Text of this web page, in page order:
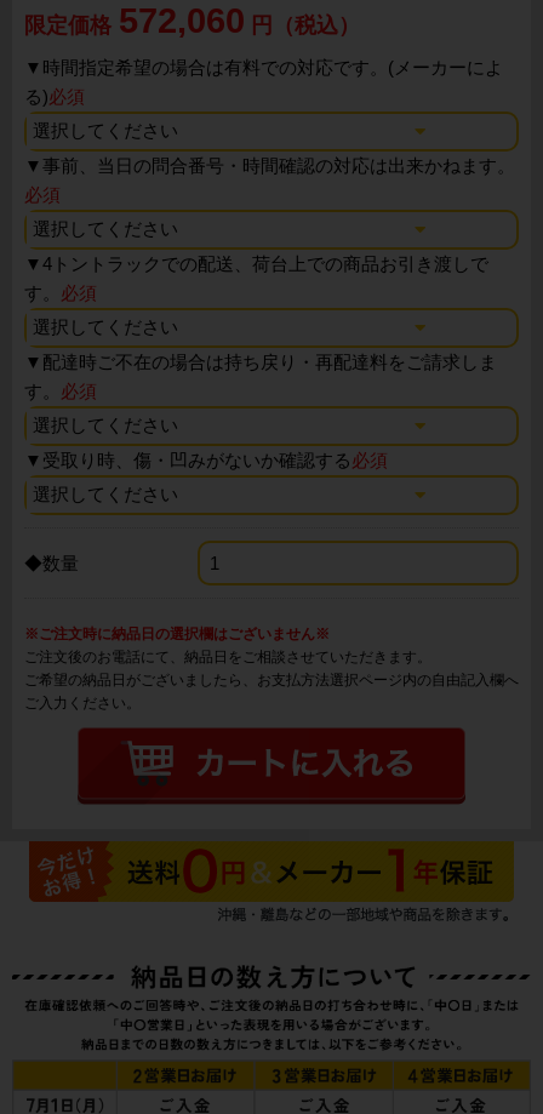
限定価格 572,060 円（税込）
▼ 時間指定希望の場合は有料での対応です。(メーカーによ
る)必須
▼事前、当日の問合番号・時間確認の対応は出来かねます。
必須
▼4トントラックでの配送、荷台上での商品お引き渡しで
す。 必須
▼ 配達時ご不在の場合は持ち戻り・再配達料をご請求しま
す。 必須
▼ 受取り時、傷・凹みがないか確認する必須
◆数量
※ご注文時に納品日の選択欄はございません※
ご注文後のお電話にて、納品日をご相談させていただきます。
ご希望の納品日がございましたら、お支払方法選択ページ内の自由記入欄へ
ご入力ください。